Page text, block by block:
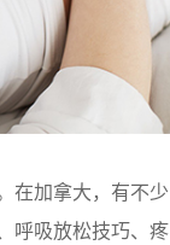
加拿大，有不少
呼吸放松技巧、疼